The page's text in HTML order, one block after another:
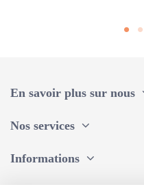
En savoir plus sur nous
Nos services
Informations